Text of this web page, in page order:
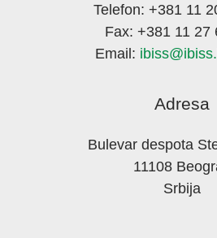
Telefon: +381 11
Fax: +381 11 27
Email:
Adresa
Bulevar despota
11108
Srbija